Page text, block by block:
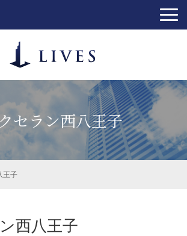
セラン西八王子
王子
西八王子